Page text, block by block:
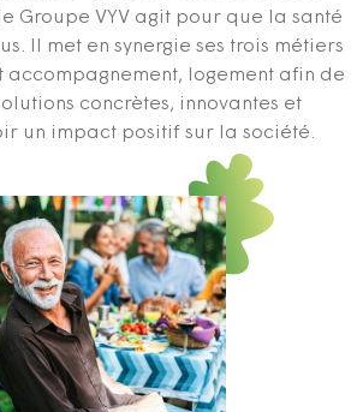
Groupe VYV agit pour que la santé
Il met en synergie ses trois métiers
accompagnement, logement afin de
concrètes, innovantes et
un impact positif sur la société.